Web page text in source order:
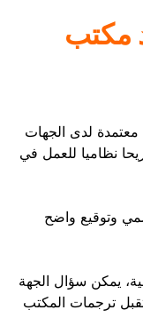
مكتب
لدى الجهات
نظاميا للعمل في
وتوقيع واضح
يمكن سؤال الجهة
ترجمات المكتب